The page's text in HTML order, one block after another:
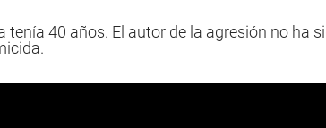
tenía 40 años. El autor de la agresión no ha